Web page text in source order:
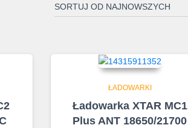
ŁADOWARKI
Ładowarka XTAR MC1
Plus ANT 18650/21700